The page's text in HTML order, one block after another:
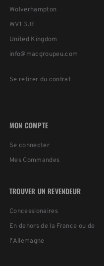
Wolverhampton
WV1 3JE
United Kingdom
info@macgroupeu.com
Se retirer du contrat
MON COMPTE
Se connecter
Mes Commandes
TROUVER UN REVENDEUR
Concessionaires
En dehors de la France ou de
l'Allemagne